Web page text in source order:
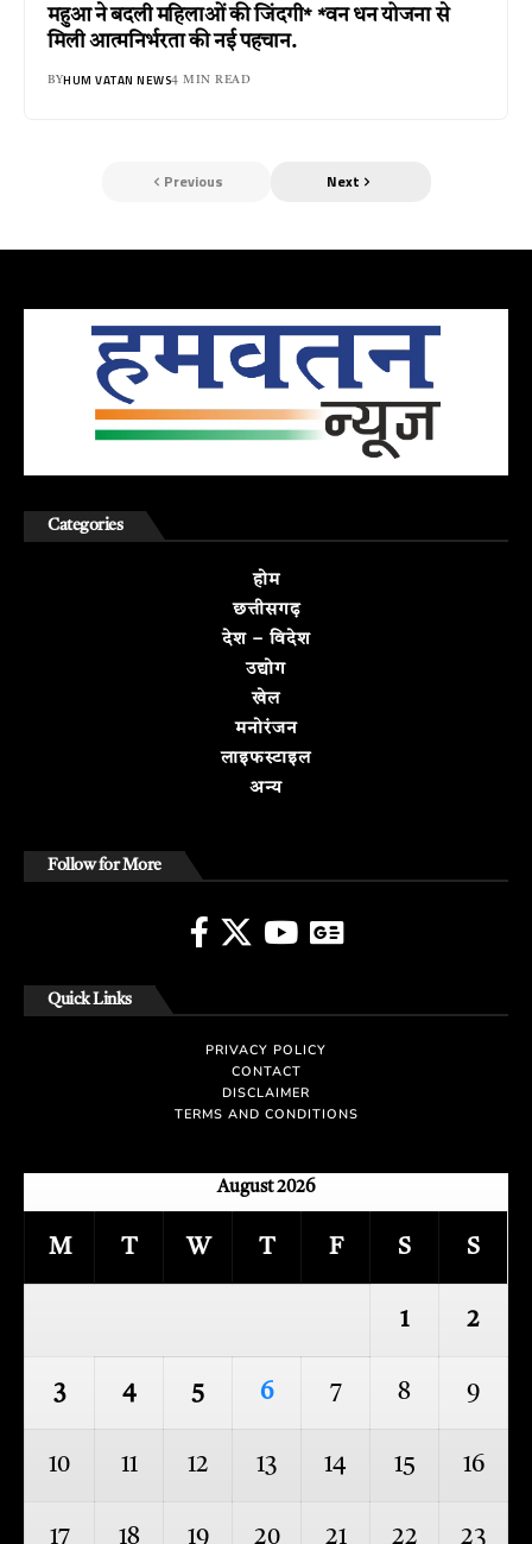
महुआ ने बदली महिलाओं की जिंदगी* *वन धन योजना से
मिली आत्मनिर्भरता की नई पहचान.
BYHUM VATAN NEWS4 MIN READ
Previous Next
Categories
होम
छत्तीसगढ़
देश – विदेश
उद्योग
खेल
मनोरंजन
लाइफस्टाइल
अन्य
Follow for More
Quick Links
PRIVACY POLICY
CONTACT
DISCLAIMER
TERMS AND CONDITIONS
August 2026
M T W T F S S
1 2
3 4 5 6 7 8 9
10 11 12 13 14 15 16
17 18 19 20 21 22 23